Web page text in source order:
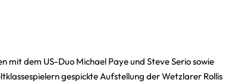
dem US-Duo Michael Paye und Steve Serio sowie
gespickte Aufstellung der Wetzlarer Rollis